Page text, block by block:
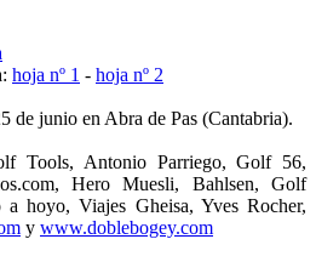
hoja nº 1 - hoja nº 2
de junio en Abra de Pas (Cantabria).
Tools, Antonio Parriego, Golf 56,
Hero Muesli, Bahlsen, Golf
hoyo, Viajes Gheisa, Yves Rocher,
y www.doblebogey.com